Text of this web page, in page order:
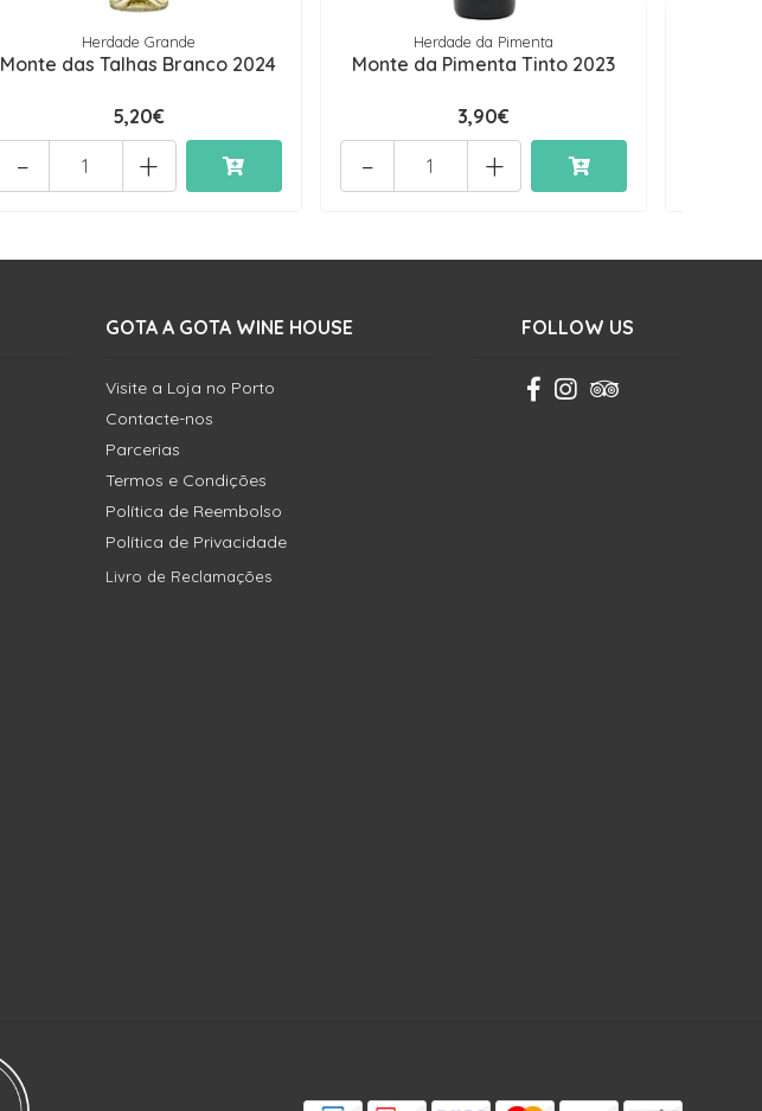
Herdade Grande
Monte das Talhas Branco 2024
5,20€
+
-
Herdade da Pimenta
Monte da Pimenta Tinto 2023
3,90€
+
-
GOTA A GOTA WINE HOUSE
Visite a Loja no Porto
Contacte-nos
Parcerias
Termos e Condições
Política de Reembolso
Política de Privacidade
Livro de Reclamações
FOLLOW US